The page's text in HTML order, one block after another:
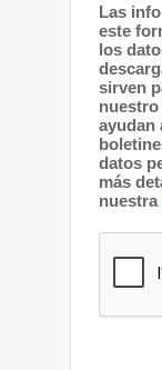
Las
este
los
sirven
ayudan
datos
más
nuestra